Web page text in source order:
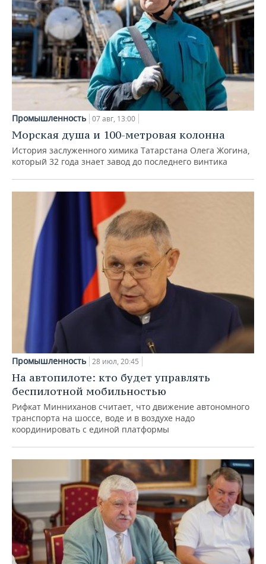
Промышленность 07 авг, 13:00
Морская душа и 100-метровая колонна
История заслуженного химика Татарстана Олега Жогина,
который 32 года знает завод до последнего винтика
Промышленность 28 июл, 20:45
На автопилоте: кто будет управлять
беспилотной мобильностью
Рифкат Минниханов считает, что движение автономного
транспорта на шоссе, воде и в воздухе надо
координировать с единой платформы